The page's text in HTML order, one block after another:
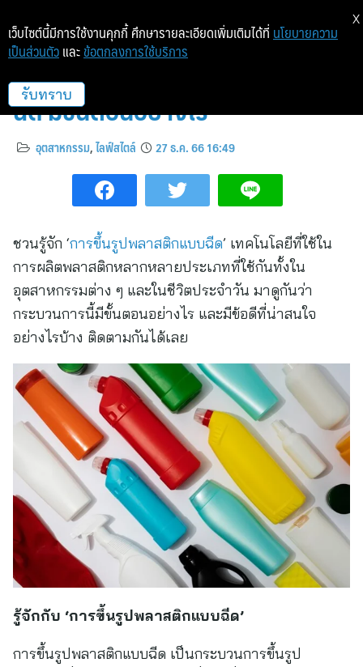
ไขข้อสงสัย การขึ้นรูปพลาสติกแบบ
ฉีด มีขั้นตอนอย่างไร
อุตสาหกรรม,ไลฟ์สไตล์ 27 ธ.ค. 66 16:49
ชวนรู้จัก ‘การขึ้นรูปพลาสติกแบบฉีด’ เทคโนโลยีที่ใช้ใน
การผลิตพลาสติกหลากหลายประเภทที่ใช้กันทั้งใน
อุตสาหกรรมต่าง ๆ และในชีวิตประจำวัน มาดูกันว่า
กระบวนการนี้มีขั้นตอนอย่างไร และมีข้อดีที่น่าสนใจ
อย่างไรบ้าง ติดตามกันได้เลย
รู้จักกับ ‘การขึ้นรูปพลาสติกแบบฉีด’
การขึ้นรูปพลาสติกแบบฉีด เป็นกระบวนการขึ้นรูป
เว็บไซต์นี้มีการใช้งานคุกกี้ ศึกษารายละเอียดเพิ่มเติมได้ที่ นโยบายความ
เป็นส่วนตัว และ ข้อตกลงการใช้บริการ
รับทราบ
X